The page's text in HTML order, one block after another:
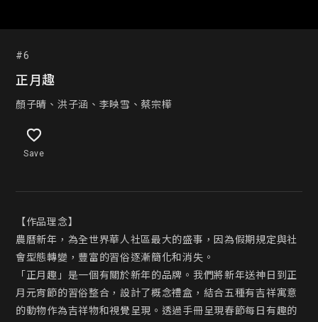
#6
正月趣
顏子晴、洪子涵、李映雪、蔡宗樺
Save
【作品理念】
農曆新年，為全世界華人社區最大的盛事，因為假期規定與社
會型態轉變，豐富的習俗逐漸簡化和消失。
「正月趣」是一個有關於新年的品牌。我們將新年送神日到正
月元宵節的習俗整合，設計了概念禮盒，結合五種有吉祥寓意
的動物作為吉祥物和視覺呈現。透過手冊呈現春節每日有趣的